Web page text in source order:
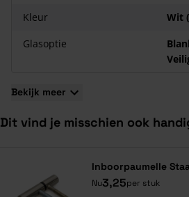
Kleur
Wit
Glasoptie
Bekijk meer
Dit vind je misschien ook
Inboorpaumelle
Nu3,25per stuk